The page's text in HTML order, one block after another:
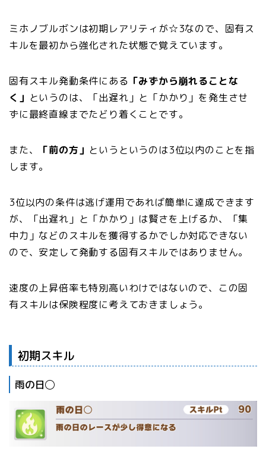
ミホノブルボンは初期レアリティが☆3なので、固有ス
キルを最初から強化された状態で覚えています。
固有スキル発動条件にある 「みずから崩れることな
く」 というのは、「出遅れ」と「かかり」を発生させ
ずに最終直線までたどり着くことです。
また、 「前の方」 というというのは3位以内のことを指
します。
3位以内の条件は逃げ運用であれば簡単に達成できます
が、「出遅れ」と「かかり」は賢さを上げるか、「集
中力」などのスキルを獲得するかでしか対応できない
ので、安定して発動する固有スキルではありません。
速度の上昇倍率も特別高いわけではないので、この固
有スキルは保険程度に考えておきましょう。
初期スキル
雨の日◯